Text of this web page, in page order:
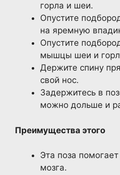
горла и шеи.
Опустите
на яремную
Опустите
мышцы шеи и
Держите спину
свой нос.
Задержитесь в
можно дольше и
Преимущества этого
Эта поза
мозга.